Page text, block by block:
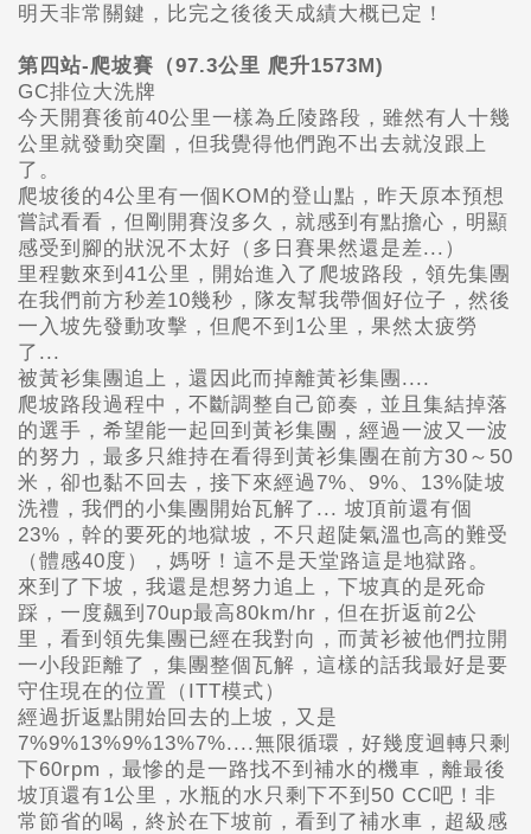
明天非常關鍵，比完之後後天成績大概已定！
第四站-爬坡賽（97.3公里 爬升1573M)
GC排位大洗牌
今天開賽後前40公里一樣為丘陵路段，雖然有人十幾
公里就發動突圍，但我覺得他們跑不出去就沒跟上
了。
爬坡後的4公里有一個KOM的登山點，昨天原本預想
嘗試看看，但剛開賽沒多久，就感到有點擔心，明顯
感受到腳的狀況不太好（多日賽果然還是差...）
里程數來到41公里，開始進入了爬坡路段，領先集團
在我們前方秒差10幾秒，隊友幫我帶個好位子，然後
一入坡先發動攻擊，但爬不到1公里，果然太疲勞
了...
被黃衫集團追上，還因此而掉離黃衫集團....
爬坡路段過程中，不斷調整自己節奏，並且集結掉落
的選手，希望能一起回到黃衫集團，經過一波又一波
的努力，最多只維持在看得到黃衫集團在前方30～50
米，卻也黏不回去，接下來經過7%、9%、13%陡坡
洗禮，我們的小集團開始瓦解了... 坡頂前還有個
23%，幹的要死的地獄坡，不只超陡氣溫也高的難受
（體感40度），媽呀！這不是天堂路這是地獄路。
來到了下坡，我還是想努力追上，下坡真的是死命
踩，一度飆到70up最高80km/hr，但在折返前2公
里，看到領先集團已經在我對向，而黃衫被他們拉開
一小段距離了，集團整個瓦解，這樣的話我最好是要
守住現在的位置（ITT模式）
經過折返點開始回去的上坡，又是
7%9%13%9%13%7%....無限循環，好幾度迴轉只剩
下60rpm，最慘的是一路找不到補水的機車，離最後
坡頂還有1公里，水瓶的水只剩下不到50 CC吧！非
常節省的喝，終於在下坡前，看到了補水車，超級感